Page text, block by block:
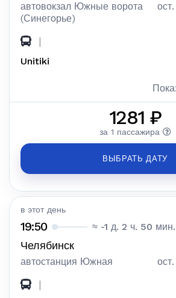
автовокзал Южные ворота
(Синегорье)
|
Unitiki
1281 ₽
за 1 пассажира
ВЫБРАТЬ ДАТУ
в этот день
19:50 ≈ -1 д. 2 ч. 50 мин.
Челябинск
автостанция Южная
|